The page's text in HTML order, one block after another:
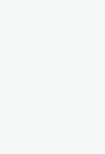
auf
unklar, in welchen
sinnvoll ist.